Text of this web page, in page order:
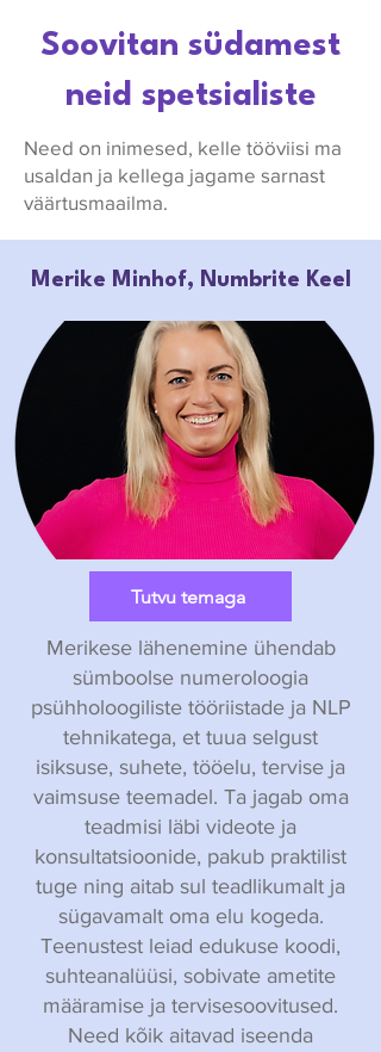
Soovitan südamest
neid spetsialiste
Need on inimesed, kelle tööviisi ma
usaldan ja kellega jagame sarnast
väärtusmaailma.
Merike Minhof, Numbrite Keel
Tutvu temaga
Merikese lähenemine ühendab
sümboolse numeroloogia
psühholoogiliste tööriistade ja NLP
tehnikatega, et tuua selgust
isiksuse, suhete, tööelu, tervise ja
vaimsuse teemadel. Ta jagab oma
teadmisi läbi videote ja
konsultatsioonide, pakub praktilist
tuge ning aitab sul teadlikumalt ja
sügavamalt oma elu kogeda.
Teenustest leiad edukuse koodi,
suhteanalüüsi, sobivate ametite
määramise ja tervisesoovitused.
Need kõik aitavad iseenda